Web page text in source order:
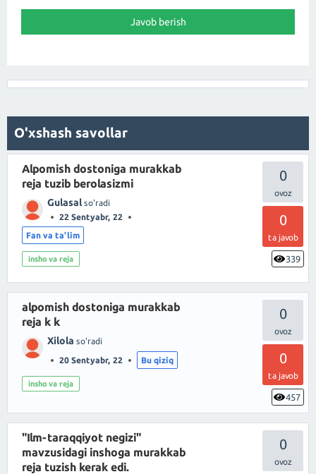
O'xshash savollar
0
0
ta javob
339
Alpomish dostoniga murakkab
reja tuzib berolasizmi
Gulasal so'radi
22 Sentyabr, 22
Fan va ta'lim
insho va reja
0
0
ta javob
457
alpomish dostoniga murakkab
reja k k
Xilola so'radi
20 Sentyabr, 22 Bu qiziq
insho va reja
0
"Ilm-taraqqiyot negizi"
mavzusidagi inshoga murakkab
reja tuzish kerak edi.